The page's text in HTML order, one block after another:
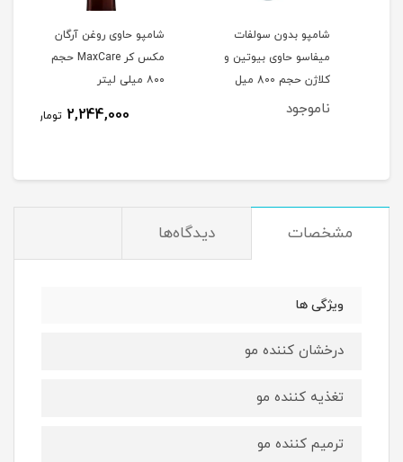
شامپو بدون سولفات
میفاسو حاوی بیوتین و
کلاژن حجم 800 میل
MEFASO
ناموجود
شامپو حاوی روغن آرگان
مکس کر MaxCare حجم
2,244,000 تومان
مشخصات دیدگاه‌ها
ویژگی ها
درخشان کننده مو
تغذیه کننده مو
ترمیم کننده مو